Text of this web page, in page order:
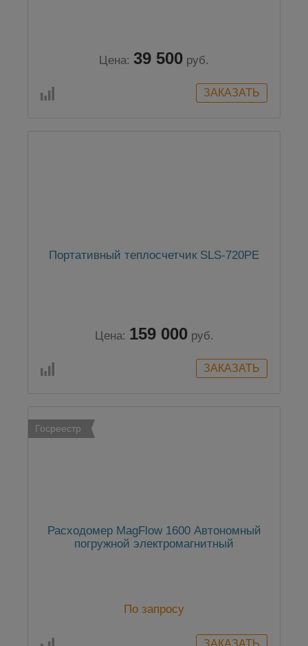
Цена: 39 500 руб.
Портативный теплосчетчик SLS-720PE
Цена: 159 000 руб.
Госреестр
Расходомер MagFlow 1600 Автономный
погружной электромагнитный
По запросу